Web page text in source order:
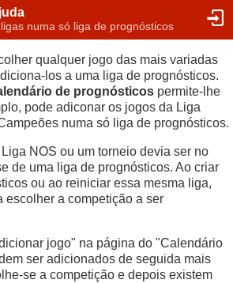
numa só liga de prognósticos
qualquer jogo das mais variadas
los a uma liga de prognósticos.
de prognósticospermite-lhe
pode adiconar os jogos da Liga
numa só liga de prognósticos.
NOS ou um torneio devia ser no
de uma liga de prognósticos. Ao criar
ou ao reiniciar essa mesma liga,
escolher a competição a ser
jogo" na página do "Calendário
ser adicionados de seguida mais
se a competição e depois existem